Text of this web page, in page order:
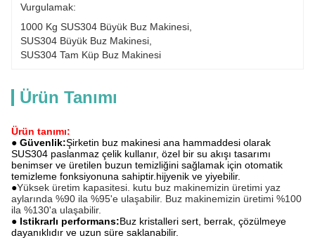
Vurgulamak:
1000 Kg SUS304 Büyük Buz Makinesi
SUS304 Büyük Buz Makinesi
SUS304 Tam Küp Buz Makinesi
Ürün Tanımı
Ürün tanımı:
● Güvenlik:Şirketin buz makinesi ana hammaddesi olarak
SUS304 paslanmaz çelik kullanır, özel bir su akışı tasarımı
benimser ve üretilen buzun temizliğini sağlamak için otomatik
temizleme fonksiyonuna sahiptir.hijyenik ve yiyebilir.
●Yüksek üretim kapasitesi. kutu buz makinemizin üretimi yaz
aylarında %90 ila %95'e ulaşabilir. Buz makinemizin üretimi %100
ila %130'a ulaşabilir.
● Istikrarlı performans:Buz kristalleri sert, berrak, çözülmeye
dayanıklıdır ve uzun süre saklanabilir.